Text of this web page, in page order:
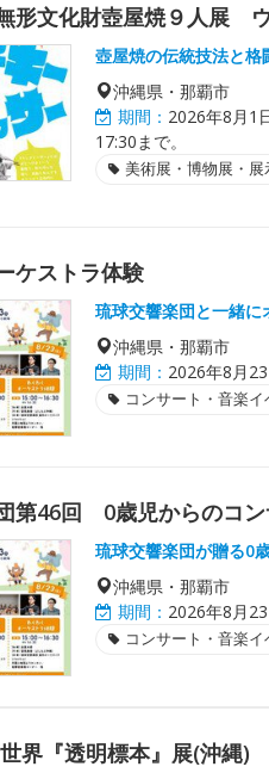
形文化財壺屋焼９人展
壺屋焼の伝統技法と格
沖縄県・那覇市
期間： 2026年8月1
17:30まで。
美術展・博物展・展
ケストラ体験
琉球交響楽団と一緒に
沖縄県・那覇市
期間： 2026年8月
コンサート・音楽イ
第46回 0歳児からのコン
琉球交響楽団が贈る0
沖縄県・那覇市
期間： 2026年8月
コンサート・音楽イ
界『透明標本』展(沖縄)